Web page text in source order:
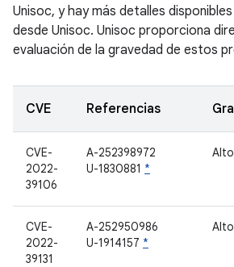
Unisoc, y hay más detalles
desde Unisoc. Unisoc proporciona
evaluación de la gravedad de estos
CVE Referencias
CVE-
2022-
39106
A-252398972
U-1830881 *
Alto
CVE-
2022-
39131
A-252950986
U-1914157 *
Alto